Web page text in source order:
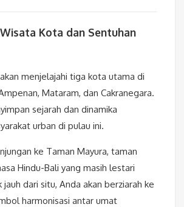
Kota dan Sentuhan
menjelajahi tiga kota utama di
Mataram, dan Cakranegara.
sejarah dan dinamika
urban di pulau ini.
ke Taman Mayura, taman
Hindu-Bali yang masih lestari
jauh dari situ, Anda akan berziarah ke
harmonisasi antar umat